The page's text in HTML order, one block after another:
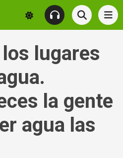
lugares
la gente
agua las